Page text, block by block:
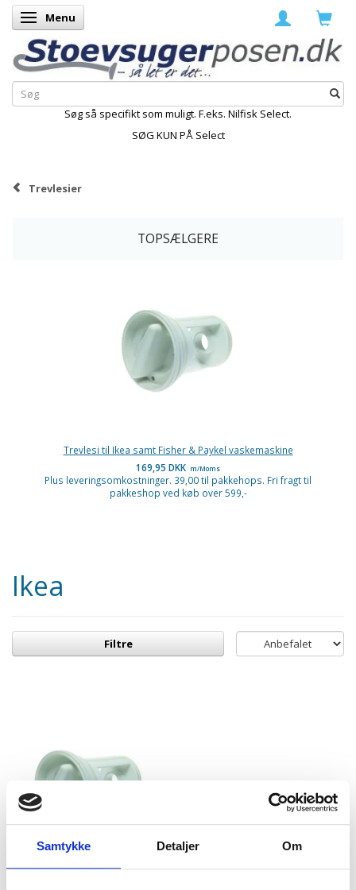
Samtykke Detaljer Om
Skifte navigation
Menu
Søg så specifikt som muligt. F.eks. Nilfisk Select.
SØG KUN PÅ Select
Trevlesier
TOPSÆLGERE
Trevlesi til Ikea samt Fisher & Paykel vaskemaskine
169,95 DKK m/Moms
Plus leveringsomkostninger. 39,00 til pakkehops. Fri fragt til
pakkeshop ved køb over 599,-
Ikea
Filtre